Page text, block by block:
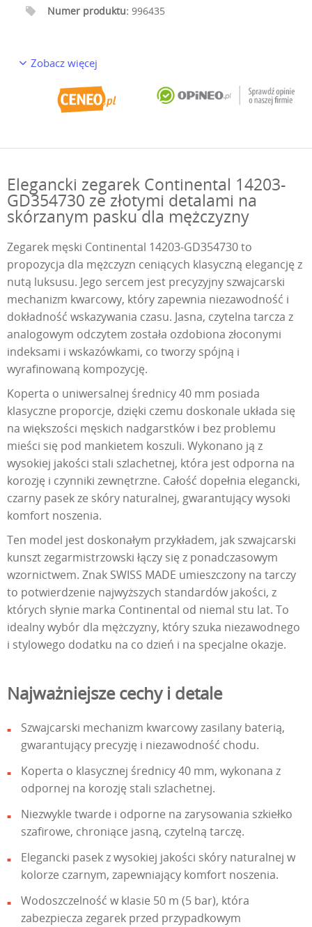
Numer produktu: 996435
Zobacz więcej
Elegancki zegarek Continental 14203-
GD354730 ze złotymi detalami na
skórzanym pasku dla mężczyzny
Zegarek męski Continental 14203-GD354730 to
propozycja dla mężczyzn ceniących klasyczną elegancję z
nutą luksusu. Jego sercem jest precyzyjny szwajcarski
mechanizm kwarcowy, który zapewnia niezawodność i
dokładność wskazywania czasu. Jasna, czytelna tarcza z
analogowym odczytem została ozdobiona złoconymi
indeksami i wskazówkami, co tworzy spójną i
wyrafinowaną kompozycję.
Koperta o uniwersalnej średnicy 40 mm posiada
klasyczne proporcje, dzięki czemu doskonale układa się
na większości męskich nadgarstków i bez problemu
mieści się pod mankietem koszuli. Wykonano ją z
wysokiej jakości stali szlachetnej, która jest odporna na
korozję i czynniki zewnętrzne. Całość dopełnia elegancki,
czarny pasek ze skóry naturalnej, gwarantujący wysoki
komfort noszenia.
Ten model jest doskonałym przykładem, jak szwajcarski
kunszt zegarmistrzowski łączy się z ponadczasowym
wzornictwem. Znak SWISS MADE umieszczony na tarczy
to potwierdzenie najwyższych standardów jakości, z
których słynie marka Continental od niemal stu lat. To
idealny wybór dla mężczyzny, który szuka niezawodnego
i stylowego dodatku na co dzień i na specjalne okazje.
Najważniejsze cechy i detale
Szwajcarski mechanizm kwarcowy zasilany baterią,
gwarantujący precyzję i niezawodność chodu.
Koperta o klasycznej średnicy 40 mm, wykonana z
odpornej na korozję stali szlachetnej.
Niezwykle twarde i odporne na zarysowania szkiełko
szafirowe, chroniące jasną, czytelną tarczę.
Elegancki pasek z wysokiej jakości skóry naturalnej w
kolorze czarnym, zapewniający komfort noszenia.
Wodoszczelność w klasie 50 m (5 bar), która
zabezpiecza zegarek przed przypadkowym